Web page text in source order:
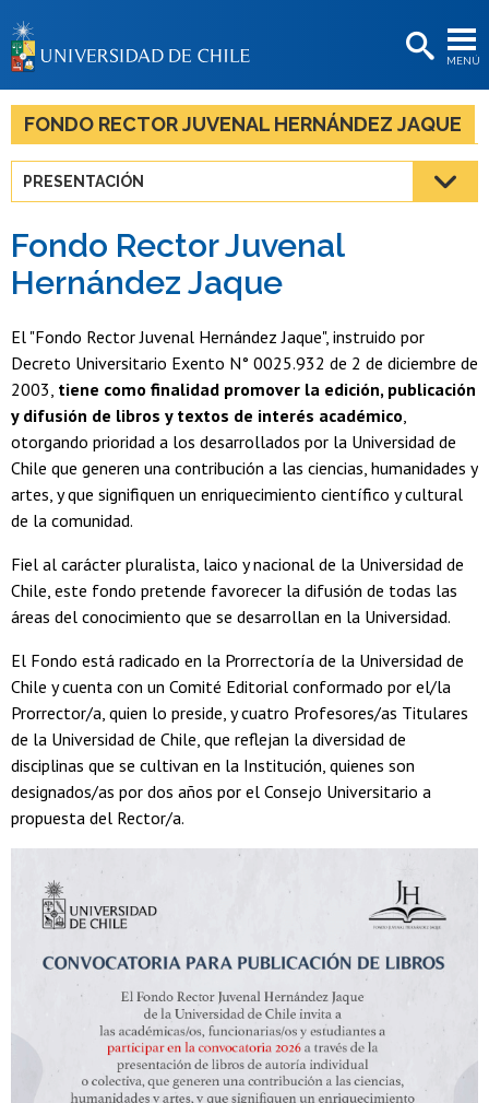
MENÚ
BIBLIOTECAS
LA UNIVERSIDAD
Estudiantes
Académicas/os
Funcionarias/os
Egresadas/os
FONDO RECTOR JUVENAL HERNÁNDEZ JAQUE
PRESENTACIÓN
Fondo Rector Juvenal
Hernández Jaque
El "Fondo Rector Juvenal Hernández Jaque", instruido por
Decreto Universitario Exento N° 0025.932 de 2 de diciembre de
2003, tiene como finalidad promover la edición, publicación
y difusión de libros y textos de interés académico,
otorgando prioridad a los desarrollados por la Universidad de
Chile que generen una contribución a las ciencias, humanidades y
artes, y que signifiquen un enriquecimiento científico y cultural
de la comunidad.
Fiel al carácter pluralista, laico y nacional de la Universidad de
Chile, este fondo pretende favorecer la difusión de todas las
áreas del conocimiento que se desarrollan en la Universidad.
El Fondo está radicado en la Prorrectoría de la Universidad de
Chile y cuenta con un Comité Editorial conformado por el/la
Prorrector/a, quien lo preside, y cuatro Profesores/as Titulares
de la Universidad de Chile, que reflejan la diversidad de
disciplinas que se cultivan en la Institución, quienes son
designados/as por dos años por el Consejo Universitario a
propuesta del Rector/a.